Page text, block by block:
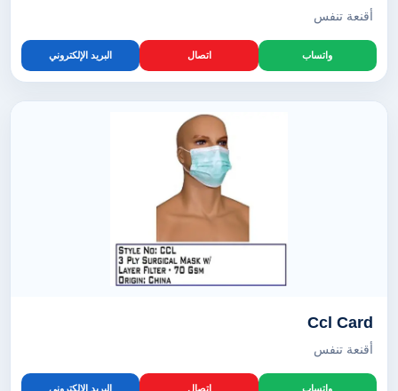
أقنعة تنفس
واتساب اتصال البريد الإلكتروني
Ccl Card
أقنعة تنفس
واتساب اتصال البريد الإلكتروني